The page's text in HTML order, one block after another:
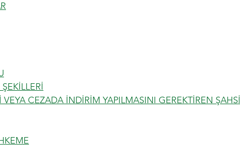
VEYA CEZADA İNDİRİM YAPILMASINI GEREKTİREN ŞAHSİ